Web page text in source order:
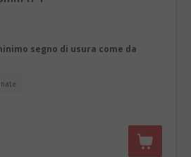
segno di usura come da